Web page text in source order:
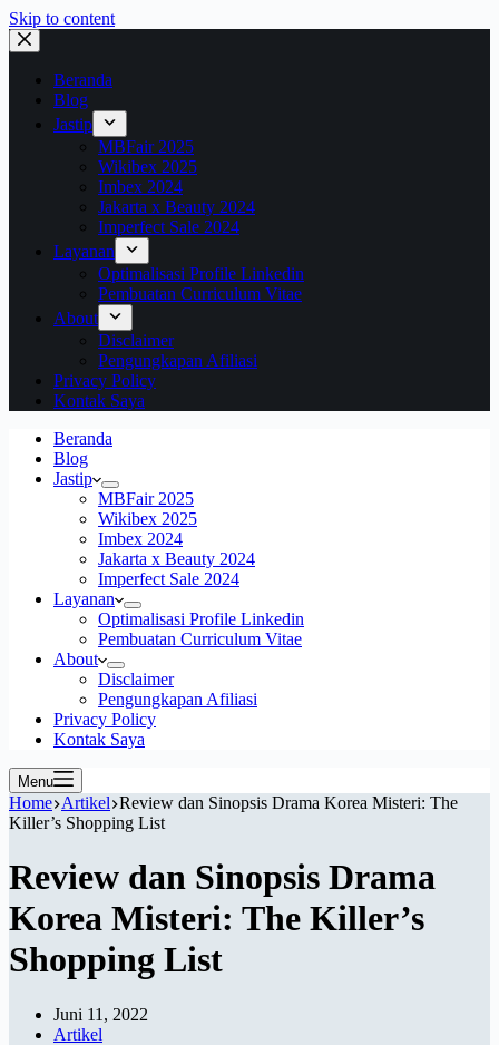
Skip to content
Beranda
Blog
Jastip
MBFair 2025
Wikibex 2025
Imbex 2024
Jakarta x Beauty 2024
Imperfect Sale 2024
Layanan
Optimalisasi Profile Linkedin
Pembuatan Curriculum Vitae
About
Disclaimer
Pengungkapan Afiliasi
Privacy Policy
Kontak Saya
Beranda
Blog
Jastip
MBFair 2025
Wikibex 2025
Imbex 2024
Jakarta x Beauty 2024
Imperfect Sale 2024
Layanan
Optimalisasi Profile Linkedin
Pembuatan Curriculum Vitae
About
Disclaimer
Pengungkapan Afiliasi
Privacy Policy
Kontak Saya
Menu
Home Artikel Review dan Sinopsis Drama Korea Misteri: The
Killer’s Shopping List
Review dan Sinopsis Drama
Korea Misteri: The Killer’s
Shopping List
Juni 11, 2022
Artikel